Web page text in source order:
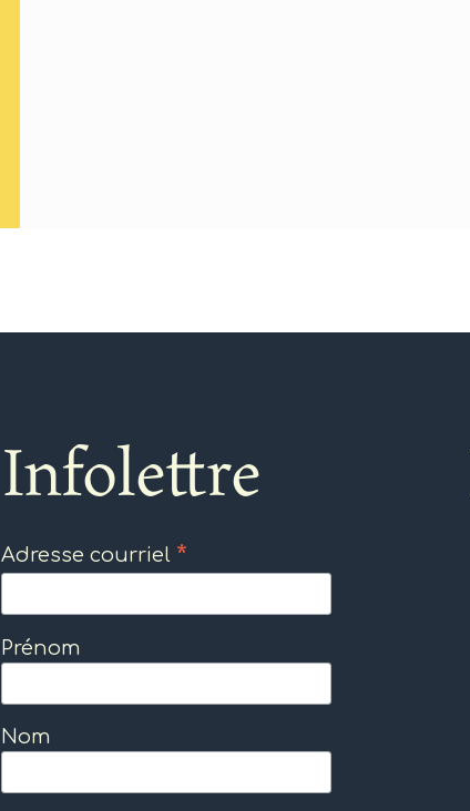
Infolettre
Adresse courriel *
Prénom
Nom